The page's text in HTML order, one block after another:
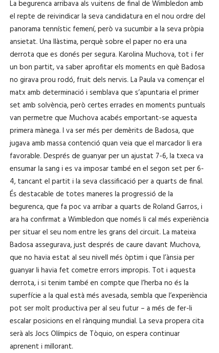
La begurenca arribava als vuitens de final de Wimbledon amb
el repte de reivindicar la seva candidatura en el nou ordre del
panorama tennístic femení, però va sucumbir a la seva pròpia
ansietat. Una llàstima, perquè sobre el paper no era una
derrota que es donés per segura. Karolina Muchova, tot i fer
un bon partit, va saber aprofitar els moments en què Badosa
no girava prou rodó, fruit dels nervis. La Paula va començar el
matx amb determinació i semblava que s’apuntaria el primer
set amb solvència, però certes errades en moments puntuals
van permetre que Muchova acabés emportant-se aquesta
primera mànega. I va ser més per demèrits de Badosa, que
jugava amb massa contenció quan veia que el marcador li era
favorable. Després de guanyar per un ajustat 7-6, la txeca va
ensumar la sang i es va imposar també en el segon set per 6-
4, tancant el partit i la seva classificació per a quarts de final.
És destacable de totes maneres la progressió de la
begurenca, que fa poc va arribar a quarts de Roland Garros, i
ara ha confirmat a Wimbledon que només li cal més experiència
per situar el seu nom entre les grans del circuit. La mateixa
Badosa assegurava, just després de caure davant Muchova,
que no havia estat al seu nivell més òptim i que l’ànsia per
guanyar li havia fet cometre errors impropis. Tot i aquesta
derrota, i si tenim també en compte que l’herba no és la
superfície a la qual està més avesada, sembla que l’experiència
pot ser molt productiva per al seu futur – a més de fer-li
escalar posicions en el rànquing mundial. La seva propera cita
serà als Jocs Olímpics de Tòquio, on espera continuar
aprenent i millorant.